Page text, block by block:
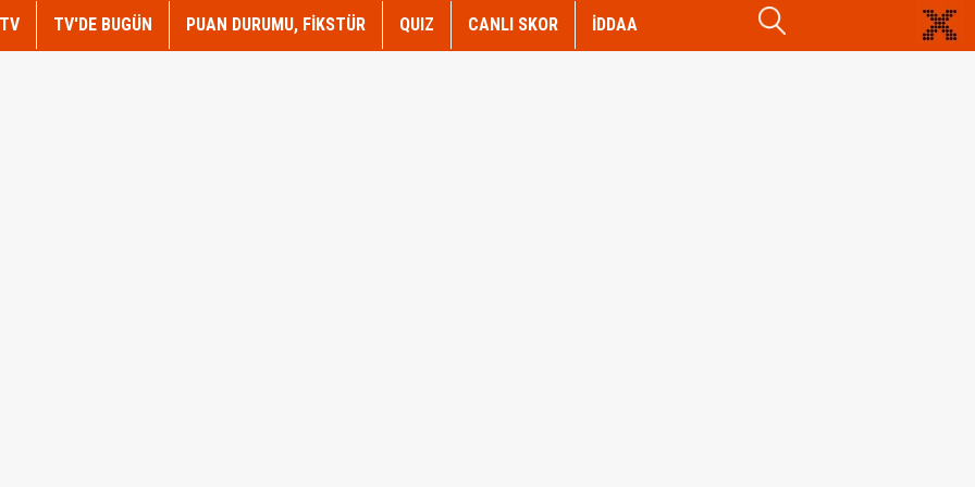
TV'DE BUGÜN PUAN DURUMU, FİKSTÜR QUIZ CANLI SKOR İDDAA